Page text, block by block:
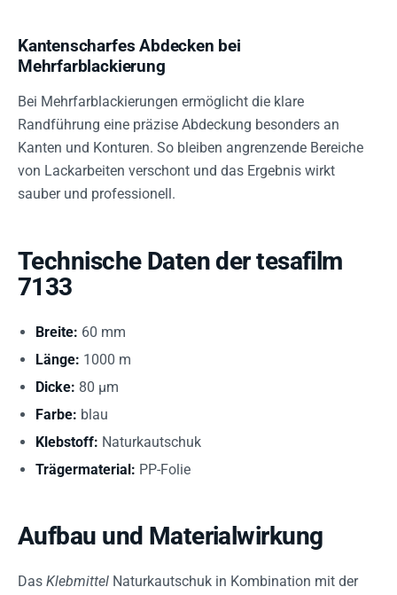
Kantenscharfes Abdecken bei
Mehrfarblackierung
Bei Mehrfarblackierungen ermöglicht die klare
Randführung eine präzise Abdeckung besonders an
Kanten und Konturen. So bleiben angrenzende Bereiche
von Lackarbeiten verschont und das Ergebnis wirkt
sauber und professionell.
Technische Daten der tesafilm
7133
Breite: 60 mm
Länge: 1000 m
Dicke: 80 µm
Farbe: blau
Klebstoff: Naturkautschuk
Trägermaterial: PP-Folie
Aufbau und Materialwirkung
Das Klebmittel Naturkautschuk in Kombination mit der